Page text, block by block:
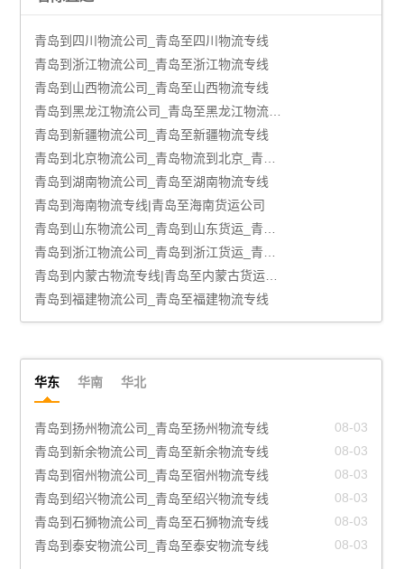
青岛到四川物流公司_青岛至四川物流专线
青岛到浙江物流公司_青岛至浙江物流专线
青岛到山西物流公司_青岛至山西物流专线
青岛到黑龙江物流公司_青岛至黑龙江物流专线
青岛到新疆物流公司_青岛至新疆物流专线
青岛到北京物流公司_青岛物流到北京_青岛至北京物流专线
青岛到湖南物流公司_青岛至湖南物流专线
青岛到海南物流专线|青岛至海南货运公司
青岛到山东物流公司_青岛到山东货运_青岛至山东物流专线
青岛到浙江物流公司_青岛到浙江货运_青岛至浙江物流专线
青岛到内蒙古物流专线|青岛至内蒙古货运公司
青岛到福建物流公司_青岛至福建物流专线
华东 华南 华北
08-03
青岛到宁德物流公司_青岛至宁德物流专线
青岛到烟台物流公司_青岛至烟台物流专线
08-03
青岛到台州物流公司_青岛至台州物流专线
青岛到镇江物流公司_青岛至镇江物流专线
08-03
青岛到舟山物流公司_青岛至舟山物流专线
青岛到宁波物流公司_青岛至宁波物流专线
08-03
青岛到扬州物流公司_青岛至扬州物流专线 08-03
青岛到新余物流公司_青岛至新余物流专线 08-03
青岛到宿州物流公司_青岛至宿州物流专线
青岛到绍兴物流公司_青岛至绍兴物流专线 08-03
青岛到石狮物流公司_青岛至石狮物流专线 08-03
青岛到泰安物流公司_青岛至泰安物流专线